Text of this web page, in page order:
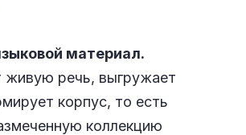
материал.
живую речь, выгружает
корпус, то есть
коллекцию